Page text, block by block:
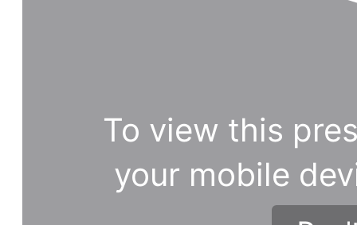
To view this
your mobile